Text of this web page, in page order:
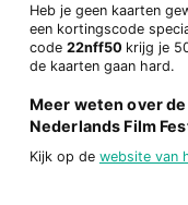
Heb je geen kaarten
een kortingscode
code 22nff50 krijg je
de kaarten gaan hard.
Meer weten over
Nederlands Film
Kijk op de website van